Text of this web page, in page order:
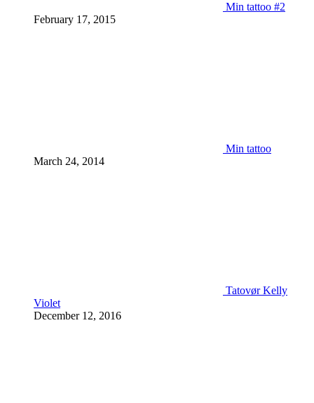
Min tattoo #2
February 17, 2015
Min tattoo
March 24, 2014
Tatovør Kelly
Violet
December 12, 2016